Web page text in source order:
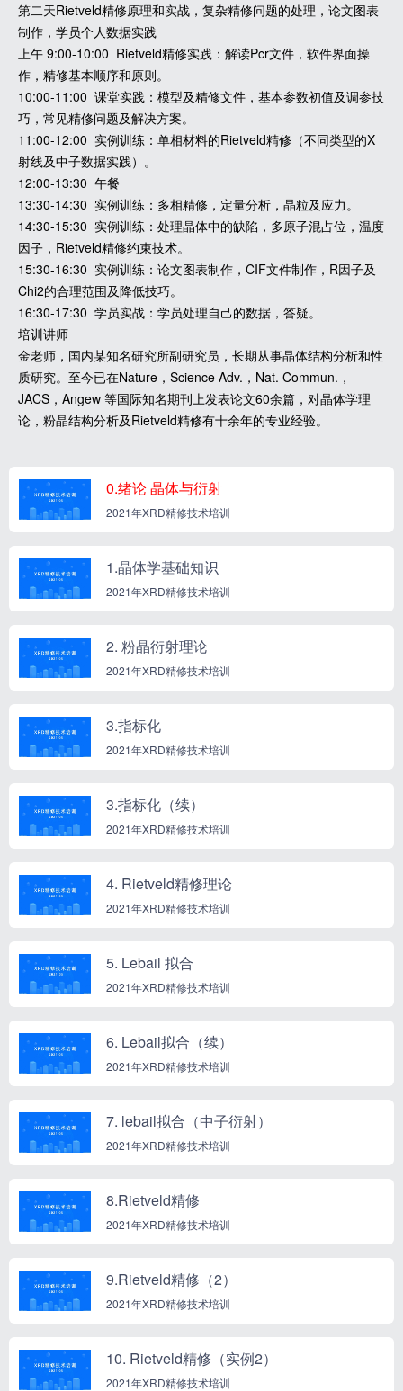
第二天Rietveld精修原理和实战，复杂精修问题的处理，论文图表
制作，学员个人数据实践
上午 9:00-10:00 Rietveld精修实践：解读Pcr文件，软件界面操
作，精修基本顺序和原则。
10:00-11:00 课堂实践：模型及精修文件，基本参数初值及调参技
巧，常见精修问题及解决方案。
11:00-12:00 实例训练：单相材料的Rietveld精修（不同类型的X
射线及中子数据实践）。
12:00-13:30 午餐
13:30-14:30 实例训练：多相精修，定量分析，晶粒及应力。
14:30-15:30 实例训练：处理晶体中的缺陷，多原子混占位，温度
因子，Rietveld精修约束技术。
15:30-16:30 实例训练：论文图表制作，CIF文件制作，R因子及
Chi2的合理范围及降低技巧。
16:30-17:30 学员实战：学员处理自己的数据，答疑。
培训讲师
金老师，国内某知名研究所副研究员，长期从事晶体结构分析和性
质研究。至今已在Nature，Science Adv.，Nat. Commun.，
JACS，Angew 等国际知名期刊上发表论文60余篇，对晶体学理
论，粉晶结构分析及Rietveld精修有十余年的专业经验。
0.绪论 晶体与衍射
2021年XRD精修技术培训
1.晶体学基础知识
2021年XRD精修技术培训
2. 粉晶衍射理论
2021年XRD精修技术培训
3.指标化
2021年XRD精修技术培训
3.指标化（续）
2021年XRD精修技术培训
4. Rietveld精修理论
2021年XRD精修技术培训
5. Lebail 拟合
2021年XRD精修技术培训
6. Lebail拟合（续）
2021年XRD精修技术培训
7. lebail拟合（中子衍射）
2021年XRD精修技术培训
8.Rietveld精修
2021年XRD精修技术培训
9.Rietveld精修（2）
2021年XRD精修技术培训
10. Rietveld精修（实例2）
2021年XRD精修技术培训